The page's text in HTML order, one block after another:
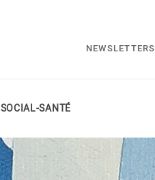
NEWSLETTERS
SOCIAL-SANTÉ